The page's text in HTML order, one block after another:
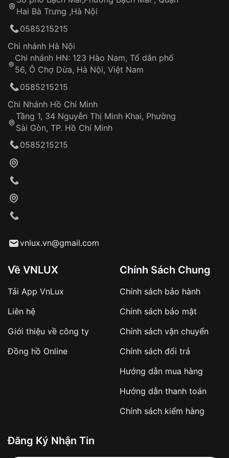
Hotline: 0585 215 215
Từ khóa SEO:
Khách hàng kiểm tra và thanh toán trực tiếp
Từ khóa SEO:
sản phẩm đặc biệt
hàng
Số tiền còn lại thanh toán khi nhận hàng hoặc
✔️ Đảm bảo xử lý đơn hàng nhanh chóng
✔️ Hạn chế tình trạng hủy đơn không mong
Từ khóa SEO:
Tự ý sửa chữa
thống VNLUX
Đảm bảo quyền lợi khách hàng
Đồng hành cùng khách hàng trong suốt quá
trình sử dụng
Hai Bà Trưng ,Hà Nội
0585215215
Chi nhánh Hà Nội
Chi nhánh HN: 123 Hào Nam, Tổ dân phố
56, Ô Chợ Dừa, Hà Nội, Việt Nam
0585215215
Chi Nhánh Hồ Chí Minh
Tầng 1, 34 Nguyễn Thị Minh Khai, Phường
Sài Gòn, TP. Hồ Chí Minh
0585215215
vnlux.vn@gmail.com
Về VNLUX
Tải App VnLux
Liên hệ
Giới thiệu về công ty
Đồng hồ Online
Chính Sách Chung
Chính sách bảo hành
Chính sách bảo mật
Chính sách vận chuyển
Chính sách đổi trả
Hướng dẫn mua hàng
Hướng dẫn thanh toán
Chính sách kiểm hàng
Đăng Ký Nhận Tin